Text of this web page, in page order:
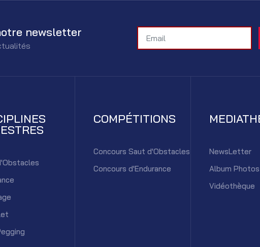
newsletter
COMPÉTITIONS
Concours Saut d'Obstacles
Concours d'Endurance
NewsLetter
Album Photos
Vidéothèque